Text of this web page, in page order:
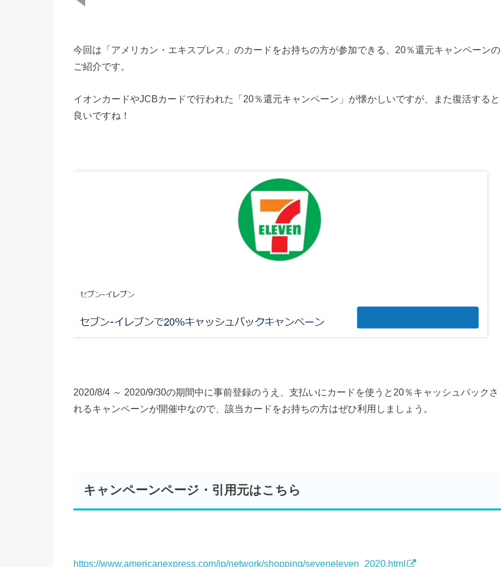
今回は「アメリカン・エキスプレス」のカードをお持ちの方が参加できる、20％還元キャンペーンの
ご紹介です。
イオンカードやJCBカードで行われた「20％還元キャンペーン」が懐かしいですが、また復活すると
良いですね！
2020/8/4 ～ 2020/9/30の期間中に事前登録のうえ、支払いにカードを使うと20％キャッシュバックさ
れるキャンペーンが開催中なので、該当カードをお持ちの方はぜひ利用しましょう。
キャンペーンページ・引用元はこちら
https://www.americanexpress.com/jp/network/shopping/seveneleven_2020.html